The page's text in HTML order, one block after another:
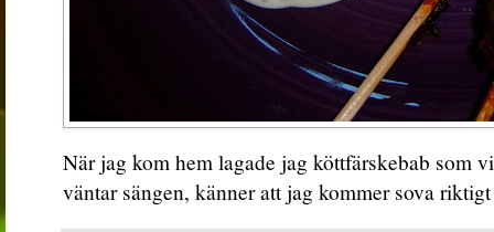
När jag kom hem lagade jag köttfärskebab som
väntar sängen, känner att jag kommer sova